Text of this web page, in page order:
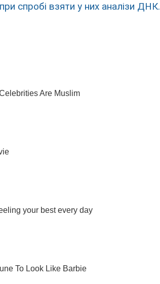
спробі взяти у них аналізи ДНК.